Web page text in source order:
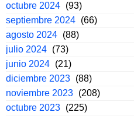
octubre 2024 (93)
septiembre 2024 (66)
agosto 2024 (88)
julio 2024 (73)
junio 2024 (21)
diciembre 2023 (88)
noviembre 2023 (208)
octubre 2023 (225)